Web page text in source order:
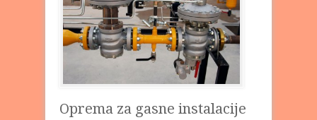
Oprema za gasne instalacije